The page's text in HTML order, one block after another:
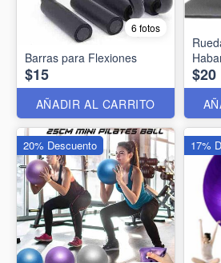
6 fotos
Barras para Flexiones
$15
AÑADIR AL CARRITO
$20
20% Descuento 17%